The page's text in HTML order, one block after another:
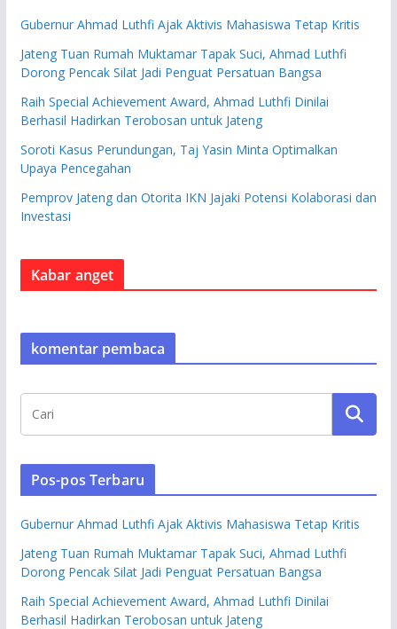
Gubernur Ahmad Luthfi Ajak Aktivis Mahasiswa Tetap Kritis
Jateng Tuan Rumah Muktamar Tapak Suci, Ahmad Luthfi
Dorong Pencak Silat Jadi Penguat Persatuan Bangsa
Raih Special Achievement Award, Ahmad Luthfi Dinilai
Berhasil Hadirkan Terobosan untuk Jateng
Soroti Kasus Perundungan, Taj Yasin Minta Optimalkan
Upaya Pencegahan
Pemprov Jateng dan Otorita IKN Jajaki Potensi Kolaborasi dan
Investasi
Kabar anget
komentar pembaca
Pos-pos Terbaru
Gubernur Ahmad Luthfi Ajak Aktivis Mahasiswa Tetap Kritis
Jateng Tuan Rumah Muktamar Tapak Suci, Ahmad Luthfi
Dorong Pencak Silat Jadi Penguat Persatuan Bangsa
Raih Special Achievement Award, Ahmad Luthfi Dinilai
Berhasil Hadirkan Terobosan untuk Jateng